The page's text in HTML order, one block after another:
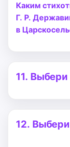
Каким
Г. Р.
в
11. Выбери
12.